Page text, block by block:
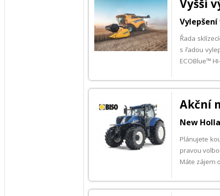
Vyšší
Řada
s řadou
ECOBlue™
Akční
New
Plánujete
pravou
Máte zájem